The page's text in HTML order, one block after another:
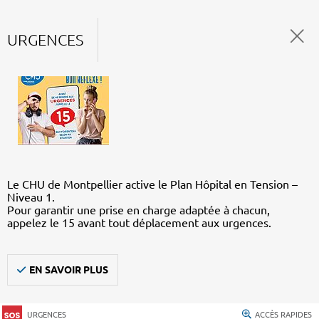
URGENCES
Le CHU de Montpellier active le Plan Hôpital en Tension –
Niveau 1.
Pour garantir une prise en charge adaptée à chacun,
appelez le 15 avant tout déplacement aux urgences.
EN SAVOIR PLUS
URGENCES ACCÈS RAPIDES